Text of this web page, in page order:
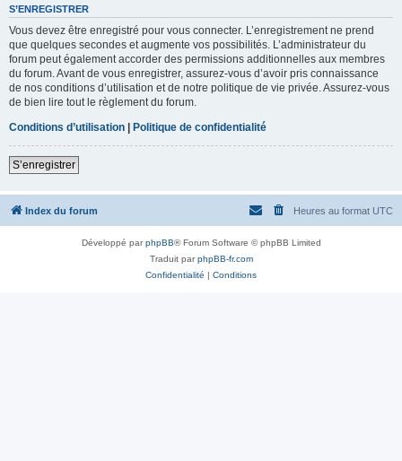
S’ENREGISTRER
Vous devez être enregistré pour vous connecter. L’enregistrement ne prend
que quelques secondes et augmente vos possibilités. L’administrateur du
forum peut également accorder des permissions additionnelles aux membres
du forum. Avant de vous enregistrer, assurez-vous d’avoir pris connaissance
de nos conditions d’utilisation et de notre politique de vie privée. Assurez-vous
de bien lire tout le règlement du forum.
Conditions d’utilisation | Politique de confidentialité
S’enregistrer
Index du forum Heures au format UTC
Développé parphpBB® Forum Software © phpBB Limited
Traduit parphpBB-fr.com
Confidentialité | Conditions